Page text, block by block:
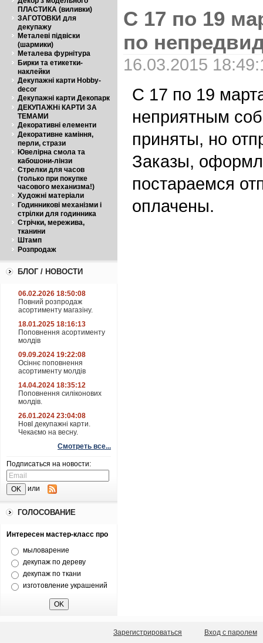
ПЛАСТИКА (виливки)
ЗАГОТОВКИ для
декупажу
Металеві підвіски
(шармики)
Металева фурнітура
Бирки та етикетки-
наклейки
Декупажні карти Hobby-
decor
Декупажні карти Декопарк
ДЕКУПАЖНі КАРТИ ЗА
ТЕМАМИ
Декоративні елементи
Декоративне каміння,
перли, стрази
Ювелірна смола та
кабошони-лінзи
Стрелки для часов
(только при покупке
часового механизма!)
Художні матеріали
Годинникові механізми і
стрілки для годинника
Стрічки, мережива,
тканини
Штамп
Розпродаж
БЛОГ / НОВОСТИ
06.02.2026 18:50:08
Повний розпродаж
асортименту магазіну.
18.01.2025 18:16:13
Поповнення асортименту
молдів
09.09.2024 19:22:08
Осіннє поповнення
асортименту молдів
14.04.2024 18:35:12
Поповнення силіконових
молдів.
26.01.2024 23:04:08
НовІ декупажні карти.
Чекаємо на весну.
Смотреть все...
Подписаться на новости:
или
ГОЛОСОВАНИЕ
Интересен мастер-класс про
мыловарение
декупаж по дереву
декупаж по ткани
изготовление украшений
С 17 по 19
по
16.03.2015
С 17 по 19
неприятным
приняты, но
Заказы,
постараемся
оплачены.
Зарегистрироваться Вход с паролем